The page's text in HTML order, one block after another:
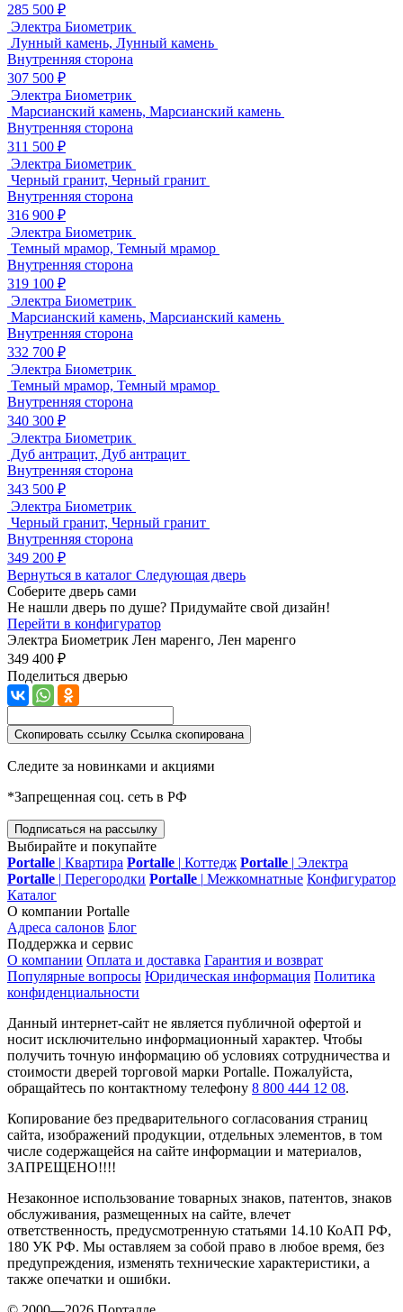
285 500 ₽
Электра Биометрик
Лунный камень, Лунный камень
Внутренняя сторона
307 500 ₽
Электра Биометрик
Марсианский камень, Марсианский камень
Внутренняя сторона
311 500 ₽
Электра Биометрик
Черный гранит, Черный гранит
Внутренняя сторона
316 900 ₽
Электра Биометрик
Темный мрамор, Темный мрамор
Внутренняя сторона
319 100 ₽
Электра Биометрик
Марсианский камень, Марсианский камень
Внутренняя сторона
332 700 ₽
Электра Биометрик
Темный мрамор, Темный мрамор
Внутренняя сторона
340 300 ₽
Электра Биометрик
Дуб антрацит, Дуб антрацит
Внутренняя сторона
343 500 ₽
Электра Биометрик
Черный гранит, Черный гранит
Внутренняя сторона
349 200 ₽
Вернуться в каталог Следующая дверь
Соберите дверь сами
Не нашли дверь по душе? Придумайте свой дизайн!
Перейти в конфигуратор
Электра Биометрик Лен маренго, Лен маренго
349 400 ₽
Поделиться дверью
Скопировать ссылку Ссылка скопирована
Следите за новинками и акциями
*Запрещенная соц. сеть в РФ
Подписаться на рассылку
Выбирайте и покупайте
Portalle | Квартира Portalle | Коттедж Portalle | Электра
Portalle | Перегородки Portalle | Межкомнатные Конфигуратор
Каталог
О компании Portalle
Адреса салонов Блог
Поддержка и сервис
О компании Оплата и доставка Гарантия и возврат
Популярные вопросы Юридическая информация Политика
конфиденциальности
Данный интернет-сайт не является публичной офертой и
носит исключительно информационный характер. Чтобы
получить точную информацию об условиях сотрудничества и
стоимости дверей торговой марки Portalle. Пожалуйста,
обращайтесь по контактному телефону 8 800 444 12 08.
Копирование без предварительного согласования страниц
сайта, изображений продукции, отдельных элементов, в том
числе содержащейся на сайте информации и материалов,
ЗАПРЕЩЕНО!!!!
Незаконное использование товарных знаков, патентов, знаков
обслуживания, размещенных на сайте, влечет
ответственность, предусмотренную статьями 14.10 КоАП РФ,
180 УК РФ. Мы оставляем за собой право в любое время, без
предупреждения, изменять технические характеристики, а
также опечатки и ошибки.